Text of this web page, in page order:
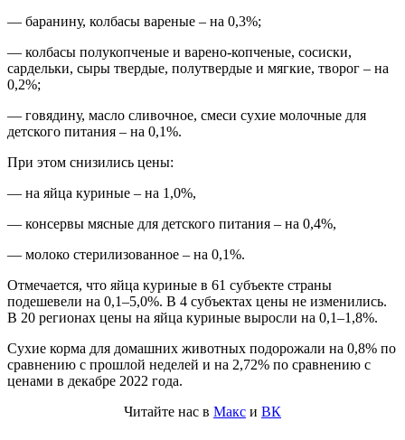
— баранину, колбасы вареные – на 0,3%;
— колбасы полукопченые и варено-копченые, сосиски,
сардельки, сыры твердые, полутвердые и мягкие, творог – на
0,2%;
— говядину, масло сливочное, смеси сухие молочные для
детского питания – на 0,1%.
При этом снизились цены:
— на яйца куриные – на 1,0%,
— консервы мясные для детского питания – на 0,4%,
— молоко стерилизованное – на 0,1%.
Отмечается, что яйца куриные в 61 субъекте страны
подешевели на 0,1–5,0%. В 4 субъектах цены не изменились.
В 20 регионах цены на яйца куриные выросли на 0,1–1,8%.
Сухие корма для домашних животных подорожали на 0,8% по
сравнению с прошлой неделей и на 2,72% по сравнению с
ценами в декабре 2022 года.
Читайте нас в Макс и ВК